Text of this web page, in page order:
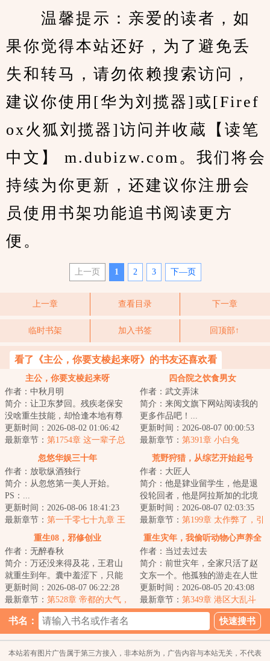
温馨提示：亲爱的读者，如
果你觉得本站还好，为了避免丢
失和转马，请勿依赖搜索访问，
建议你使用[华为刘揽器]或[Firef
ox火狐刘揽器]访问并收蔵【读笔
中文】 m.dubizw.com。我们将会
持续为你更新，还建议你注册会
员使用书架功能追书阅读更方
便。
上一页 1 2 3 下—页
上一章 查看目录 下一章
临时书架 加入书签 回顶部↑
看了《主公，你要支棱起来呀》的书友还喜欢看
主公，你要支棱起来呀
作者：中秋月明
简介：让卫东梦回。残疾老保安
没啥重生技能，却恰逢本地有尊
通天彻地的超级大神，当然要鞍
前马后，悉心跟...
更新时间：2026-08-02 01:06:42
最新章节： 第1754章 这一辈子总
要为什么拼命
四合院之饮食男女
作者：武文弄沫
简介：来阅文旗下网站阅读我的
更多作品吧！...
更新时间：2026-08-07 00:00:53
最新章节： 第391章 小白兔
忽悠华娱三十年
作者：放歌纵酒独行
简介：从忽悠第一美人开始。
PS：...
更新时间：2026-08-06 18:41:23
最新章节： 第一千零七十九章 王
玉文来袭？《大象席地而坐》
荒野狩猎，从综艺开始起号
作者：大匠人
简介：他是肄业留学生，他是退
役轮回者，他是阿拉斯加的北境
牛仔，他更是一名初出茅庐的荒
野新人博主。故...
更新时间：2026-08-07 02:03:35
最新章节： 第199章 太作弊了，引
以为戒
重生08，邪修创业
作者：无醉春秋
简介：万还没来得及花，王君山
就重生到年。囊中羞涩下，只能
一路骚操作地邪修创业。没启动
资金怎么办？有...
更新时间：2026-08-07 06:22:28
最新章节： 第528章 帝都的大气，
雷布斯年过不好了
重生灾年，我偷听动物心声养全
家
作者：当过去过去
简介：前世灾年，全家只活了赵
文东一个。他孤独的游走在人世
间，每天不断的上山下海，苦练
打猎和捕鱼的本...
更新时间：2026-08-05 20:43:08
最新章节： 第349章 港区大乱斗
书名：
本站若有图片广告属于第三方接入，非本站所为，广告内容与本站无关，不代表